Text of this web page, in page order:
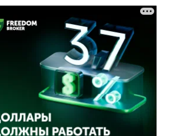
направил телеграмму
соболезнования родным и
близким Халық қаһарманы
Ивана Гапича
2 42
🇫🇷 Клуб ПСЖ объявил об
открытии своей футбольной
академии в Астане